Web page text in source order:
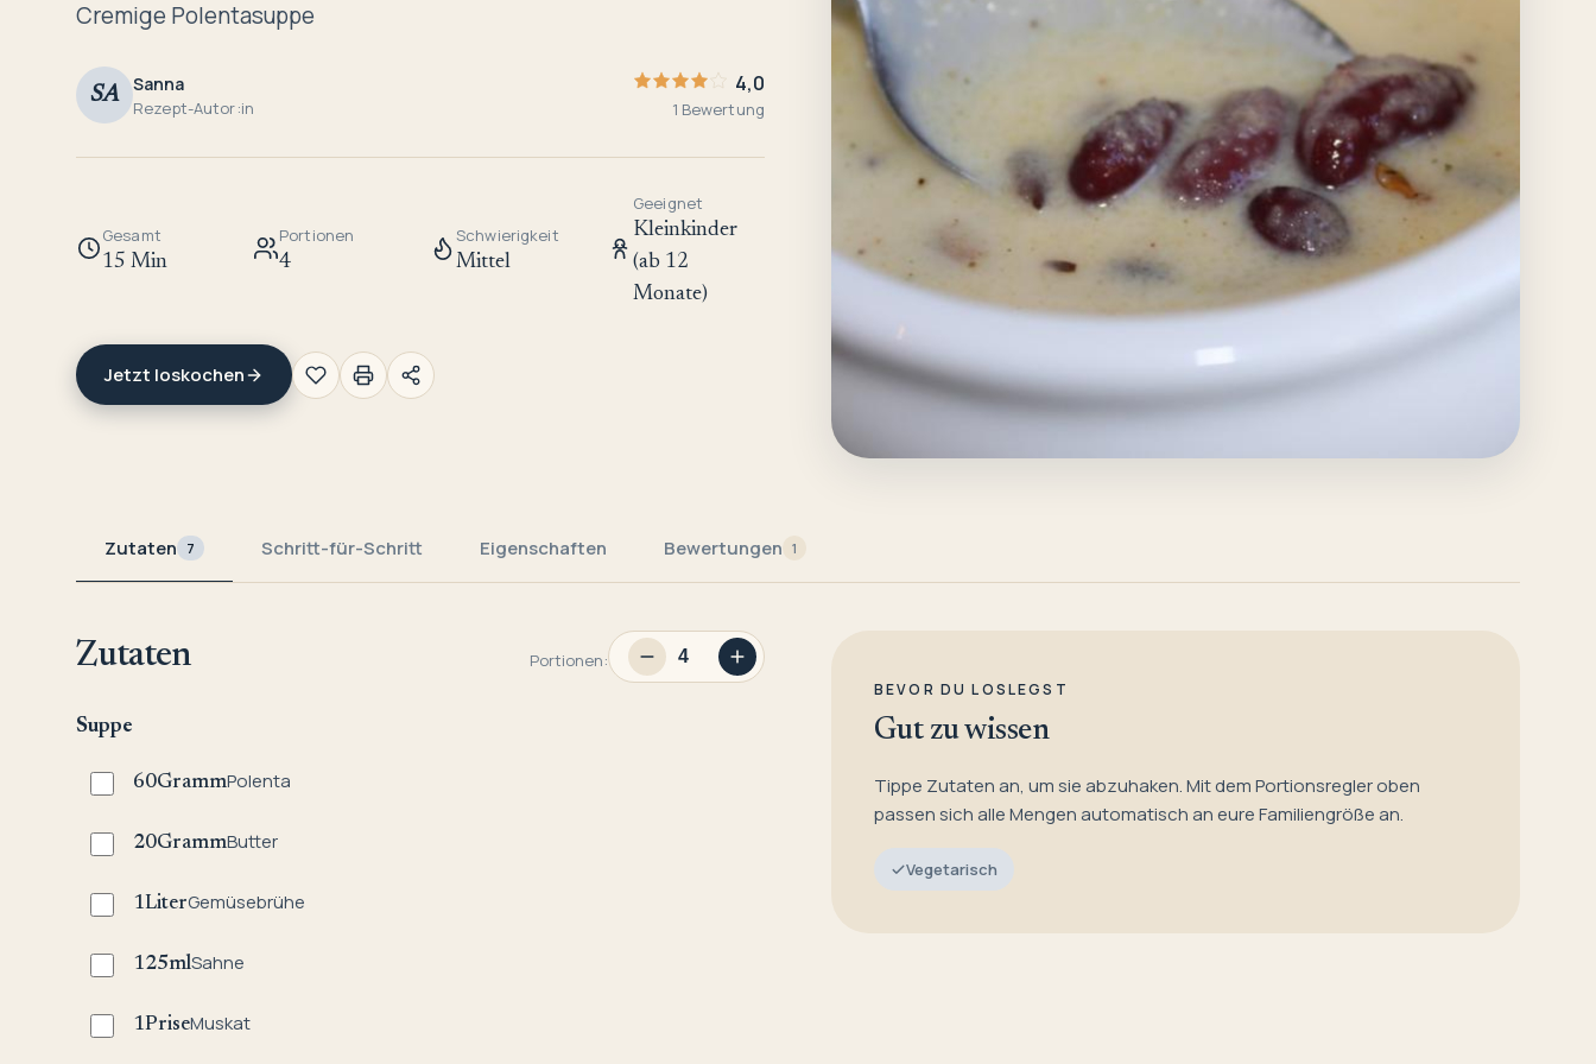
Cremige Polentasuppe
SA Sanna
Rezept-Autor:in
4,0
1 Bewertung
Gesamt
15 Min
Portionen
4
Schwierigkeit
Mittel
Geeignet
Kleinkinder
(ab 12
Monate)
Jetzt loskochen
Zutaten 7 Schritt-für-Schritt Eigenschaften Bewertungen 1
Zutaten Portionen:
Suppe
60GrammPolenta
20GrammButter
1LiterGemüsebrühe
125mlSahne
1PriseMuskat
BEVOR DU LOSLEGST
Gut zu wissen
Tippe Zutaten an, um sie abzuhaken. Mit dem Portionsregler oben
passen sich alle Mengen automatisch an eure Familiengröße an.
Vegetarisch